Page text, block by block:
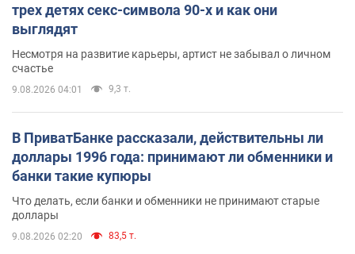
трех детях секс-символа 90-х и как они
выглядят
Несмотря на развитие карьеры, артист не забывал о личном
счастье
9.08.2026 04:01 9,3 т.
В ПриватБанке рассказали, действительны ли
доллары 1996 года: принимают ли обменники и
банки такие купюры
Что делать, если банки и обменники не принимают старые
доллары
9.08.2026 02:20 83,5 т.